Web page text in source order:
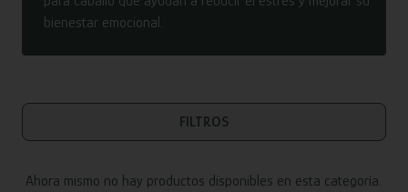
bienestar emocional.
FILTROS
Ahora mismo no hay productos disponibles en esta categoría.